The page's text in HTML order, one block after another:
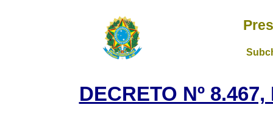
DECRETO Nº